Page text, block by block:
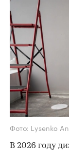
Фото: Lysenko
В 2026 году